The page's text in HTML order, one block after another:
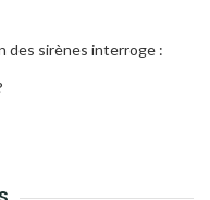
des sirènes interroge :